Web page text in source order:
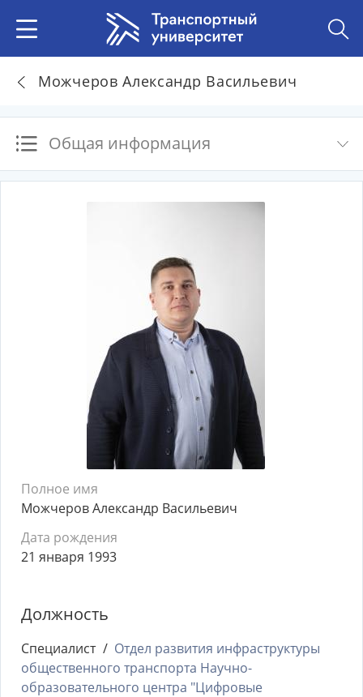
Можчеров Александр Васильевич
Общая информация
Полное имя
Можчеров Александр Васильевич
Дата рождения
21 января 1993
Должность
Специалист
Отдел развития инфраструктуры
общественного транспорта Научно-
образовательного центра "Цифровые